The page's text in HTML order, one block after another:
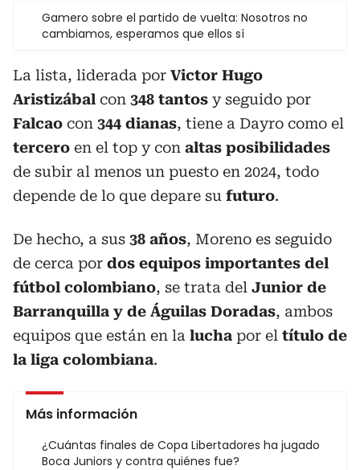
Gamero sobre el partido de vuelta: Nosotros no
cambiamos, esperamos que ellos sí
La lista, liderada por Victor Hugo
Aristizábal con 348 tantos y seguido por
Falcao con 344 dianas, tiene a Dayro como el
tercero en el top y con altas posibilidades
de subir al menos un puesto en 2024, todo
depende de lo que depare su futuro.
De hecho, a sus 38 años, Moreno es seguido
de cerca por dos equipos importantes del
fútbol colombiano, se trata del Junior de
Barranquilla y de Águilas Doradas, ambos
equipos que están en la lucha por el título de
la liga colombiana.
Más información
¿Cuántas finales de Copa Libertadores ha jugado
Boca Juniors y contra quiénes fue?